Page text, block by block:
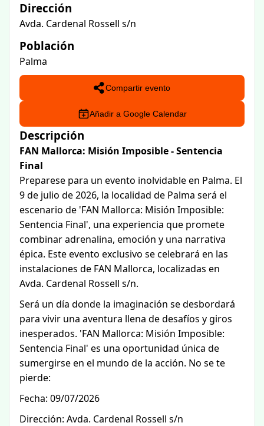
Dirección
Avda. Cardenal Rossell s/n
Población
Palma
Compartir evento
Añadir a Google Calendar
Descripción
FAN Mallorca: Misión Imposible - Sentencia
Final
Preparese para un evento inolvidable en Palma. El
9 de julio de 2026, la localidad de Palma será el
escenario de 'FAN Mallorca: Misión Imposible:
Sentencia Final', una experiencia que promete
combinar adrenalina, emoción y una narrativa
épica. Este evento exclusivo se celebrará en las
instalaciones de FAN Mallorca, localizadas en
Avda. Cardenal Rossell s/n.
Será un día donde la imaginación se desbordará
para vivir una aventura llena de desafíos y giros
inesperados. 'FAN Mallorca: Misión Imposible:
Sentencia Final' es una oportunidad única de
sumergirse en el mundo de la acción. No se te
pierde:
Fecha: 09/07/2026
Dirección: Avda. Cardenal Rossell s/n